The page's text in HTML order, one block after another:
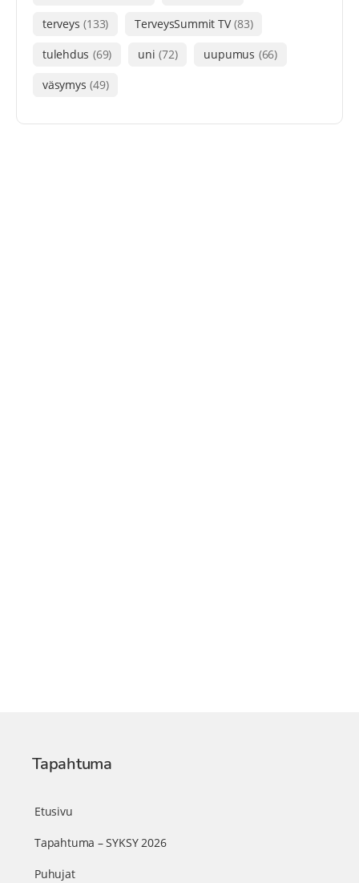
terveys (133) TerveysSummit TV (83)
tulehdus (69) uni (72) uupumus (66)
väsymys (49)
Tapahtuma
Etusivu
Tapahtuma – SYKSY 2026
Puhujat